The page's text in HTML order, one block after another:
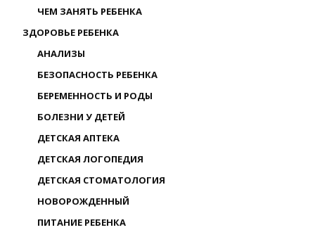
ЧЕМ ЗАНЯТЬ РЕБЕНКА
ЗДОРОВЬЕ РЕБЕНКА
АНАЛИЗЫ
БЕЗОПАСНОСТЬ РЕБЕНКА
БЕРЕМЕННОСТЬ И РОДЫ
БОЛЕЗНИ У ДЕТЕЙ
ДЕТСКАЯ АПТЕКА
ДЕТСКАЯ ЛОГОПЕДИЯ
ДЕТСКАЯ СТОМАТОЛОГИЯ
НОВОРОЖДЕННЫЙ
ПИТАНИЕ РЕБЕНКА